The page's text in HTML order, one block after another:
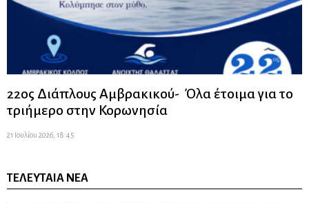
22ος Διάπλους Αμβρακικού- Όλα έτοιμα για το
τριήμερο στην Κορωνησία
21 Ιουλίου 2026, 18:45
ΤΕΛΕΥΤΑΊΑ ΝΈΑ